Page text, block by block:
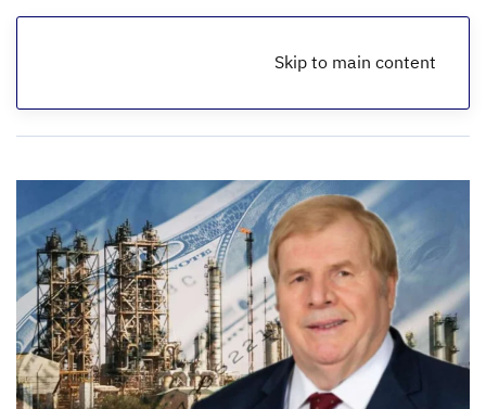
Skip to main content
الرئيسية